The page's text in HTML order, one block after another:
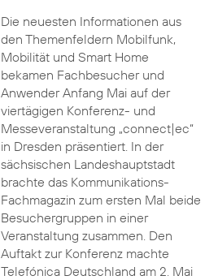
Die neuesten Informationen aus
den Themenfeldern Mobilfunk,
Mobilität und Smart Home
bekamen Fachbesucher und
Anwender Anfang Mai auf der
viertägigen Konferenz- und
Messeveranstaltung „connect|ec“
in Dresden präsentiert. In der
sächsischen Landeshauptstadt
brachte das Kommunikations-
Fachmagazin zum ersten Mal beide
Besuchergruppen in einer
Veranstaltung zusammen. Den
Auftakt zur Konferenz machte
Telefónica Deutschland am 2. Mai